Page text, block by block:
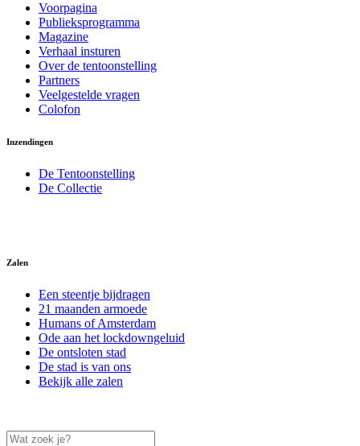
Voorpagina
Publieksprogramma
Magazine
Verhaal insturen
Over de tentoonstelling
Partners
Veelgestelde vragen
Colofon
Inzendingen
De Tentoonstelling
De Collectie
Zalen
Een steentje bijdragen
21 maanden armoede
Humans of Amsterdam
Ode aan het lockdowngeluid
De ontsloten stad
De stad is van ons
Bekijk alle zalen